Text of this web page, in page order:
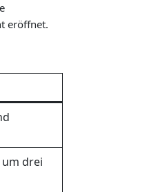
eröffnet.
drei